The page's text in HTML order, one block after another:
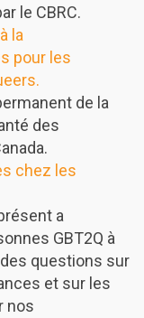
le CBRC.
la
pour les
de la
des
chez les
a
GBT2Q à
questions sur
et sur les
nos